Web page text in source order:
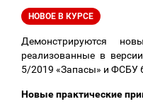
НОВОЕ В КУРСЕ
Демонстрируются
реализованные в
5/2019 «Запасы» и ФСБУ
Новые практические